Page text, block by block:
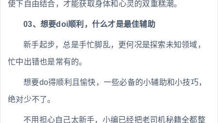
使下自由结合，才能获取身体和心灵的双重糕潮。
03、想要doi顺利，什么才是最佳辅助
新手起步，总是手忙脚乱，更何况是探索未知领域，
忙中出错也是常有的。
想要do得顺利且愉快，一些必备的小辅助和小技巧，
绝对少不了。
不用担心自己太新手，小编已经把老司机秘籍全都整